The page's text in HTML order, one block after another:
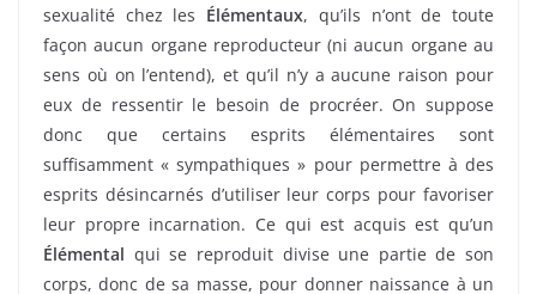
sexualité chez les Élémentaux, qu’ils n’ont de toute
façon aucun organe reproducteur (ni aucun organe au
sens où on l’entend), et qu’il n’y a aucune raison pour
eux de ressentir le besoin de procréer. On suppose
donc que certains esprits élémentaires sont
suffisamment « sympathiques » pour permettre à des
esprits désincarnés d’utiliser leur corps pour favoriser
leur propre incarnation. Ce qui est acquis est qu’un
Élémental qui se reproduit divise une partie de son
corps, donc de sa masse, pour donner naissance à un